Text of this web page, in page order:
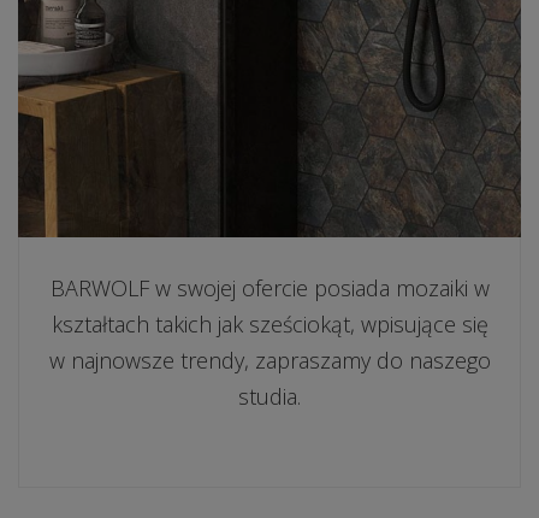
BARWOLF w swojej ofercie posiada mozaiki w
kształtach takich jak sześciokąt, wpisujące się
w najnowsze trendy, zapraszamy do naszego
studia.